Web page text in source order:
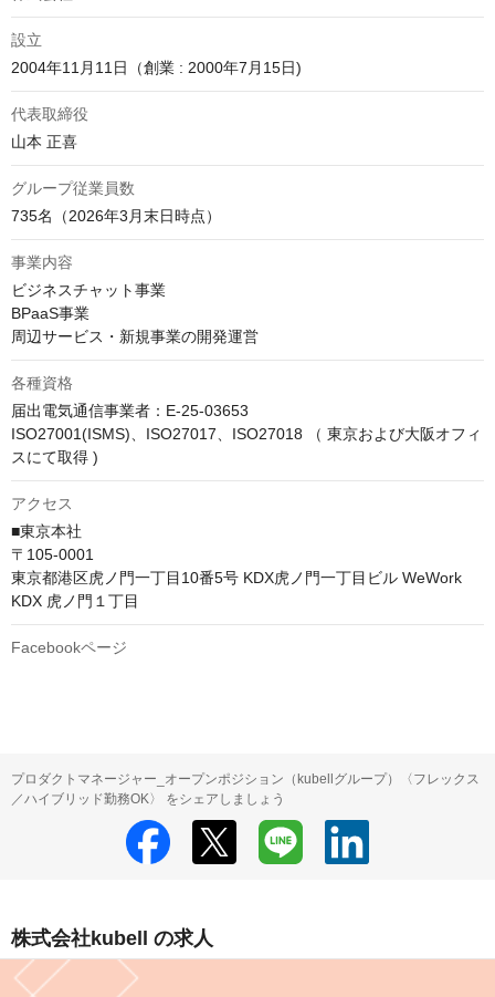
設立
2004年11月11日（創業 : 2000年7月15日)
代表取締役
山本 正喜
グループ従業員数
735名（2026年3月末日時点）
事業内容
ビジネスチャット事業
BPaaS事業
周辺サービス・新規事業の開発運営
各種資格
届出電気通信事業者：E-25-03653
ISO27001(ISMS)、ISO27017、ISO27018 （ 東京および大阪オフィ
スにて取得 )
アクセス
■東京本社
〒105-0001
東京都港区虎ノ門一丁目10番5号 KDX虎ノ門一丁目ビル WeWork
KDX 虎ノ門１丁目
Facebookページ
プロダクトマネージャー_オープンポジション（kubellグループ）〈フレックス
／ハイブリッド勤務OK〉 をシェアしましょう
株式会社kubell の求人